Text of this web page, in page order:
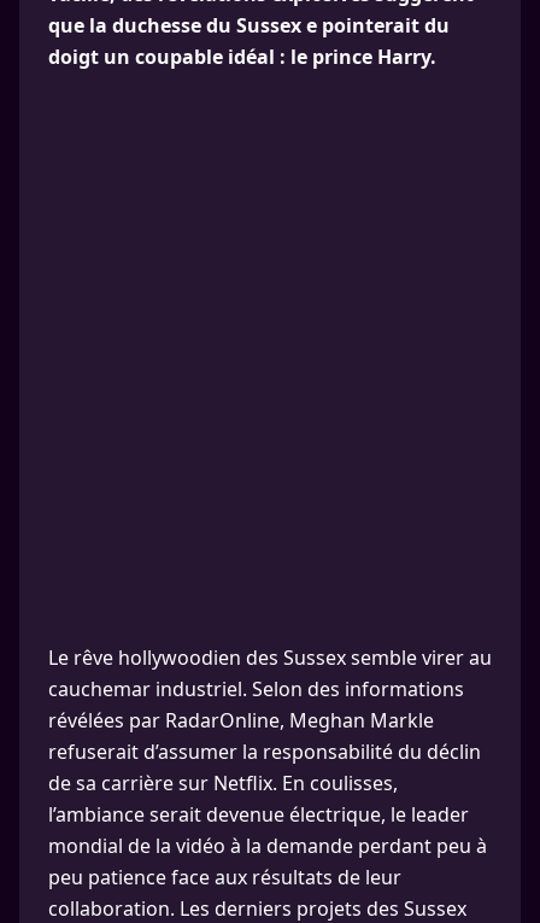
que la duchesse du Sussex e pointerait du
doigt un coupable idéal : le prince Harry.
Le rêve hollywoodien des Sussex semble virer au
cauchemar industriel. Selon des informations
révélées par RadarOnline, Meghan Markle
refuserait d’assumer la responsabilité du déclin
de sa carrière sur Netflix. En coulisses,
l’ambiance serait devenue électrique, le leader
mondial de la vidéo à la demande perdant peu à
peu patience face aux résultats de leur
collaboration. Les derniers projets des Sussex